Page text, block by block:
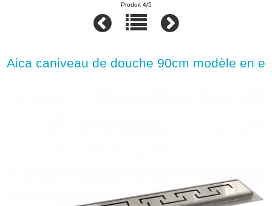
Produit 4/5
Aica caniveau de douche 90cm modèle en e